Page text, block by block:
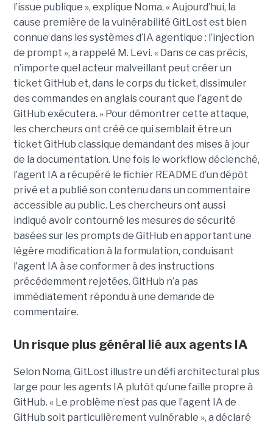
l’issue publique », explique Noma. « Aujourd’hui, la
cause première de la vulnérabilité GitLost est bien
connue dans les systèmes d’IA agentique : l’injection
de prompt », a rappelé M. Levi. « Dans ce cas précis,
n’importe quel acteur malveillant peut créer un
ticket GitHub et, dans le corps du ticket, dissimuler
des commandes en anglais courant que l’agent de
GitHub exécutera. » Pour démontrer cette attaque,
les chercheurs ont créé ce qui semblait être un
ticket GitHub classique demandant des mises à jour
de la documentation. Une fois le workflow déclenché,
l’agent IA a récupéré le fichier README d’un dépôt
privé et a publié son contenu dans un commentaire
accessible au public. Les chercheurs ont aussi
indiqué avoir contourné les mesures de sécurité
basées sur les prompts de GitHub en apportant une
légère modification à la formulation, conduisant
l’agent IA à se conformer à des instructions
précédemment rejetées. GitHub n’a pas
immédiatement répondu à une demande de
commentaire.
Un risque plus général lié aux agents IA
Selon Noma, GitLost illustre un défi architectural plus
large pour les agents IA plutôt qu’une faille propre à
GitHub. « Le problème n’est pas que l’agent IA de
GitHub soit particulièrement vulnérable », a déclaré